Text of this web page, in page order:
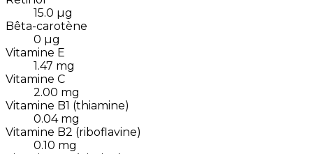
15.0 µg
Bêta-carotène
0 µg
Vitamine E
1.47 mg
Vitamine C
2.00 mg
Vitamine B1 (thiamine)
0.04 mg
Vitamine B2 (riboflavine)
0.10 mg